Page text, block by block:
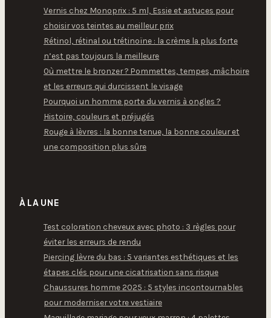
Vernis chez Monoprix : 5 ml, Essie et astuces pour
choisir vos teintes au meilleur prix
Rétinol, rétinal ou trétinoïne : la crème la plus forte
n’est pas toujours la meilleure
Où mettre le bronzer ? Pommettes, tempes, mâchoire
et les erreurs qui durcissent le visage
Pourquoi un homme porte du vernis à ongles ?
Histoire, couleurs et préjugés
Rouge à lèvres : la bonne tenue, la bonne couleur et
une composition plus sûre
À LA UNE
Test coloration cheveux avec photo : 3 règles pour
éviter les erreurs de rendu
Piercing lèvre du bas : 5 variantes esthétiques et les
étapes clés pour une cicatrisation sans risque
Chaussures homme 2025 : 5 styles incontournables
pour moderniser votre vestiaire